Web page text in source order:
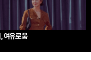
여유로움